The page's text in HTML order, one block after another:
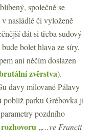
společně se
nasládlé či vyloženě
dát si třeba sudový
bolet hlava ze síry,
ani něčím doslazen
zvěrstva).
davy milované Pálavy
poblíž parku Grébovka ji
pozdního
„…ve Francii